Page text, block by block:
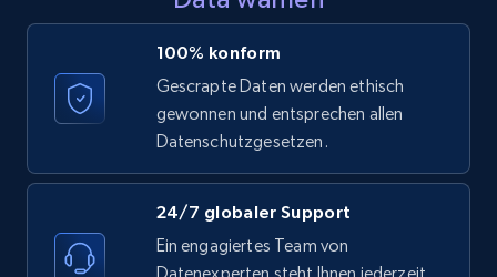
URL, ID, User id, Use url, Title, Headline, Post
text, Date posted, and more.
11.3K+ 1.5K+ Gratis testen
100% konform
Gescrapte Daten werden ethisch
gewonnen und entsprechen allen
Datenschutzgesetzen.
24/7 globaler Support
Ein engagiertes Team von